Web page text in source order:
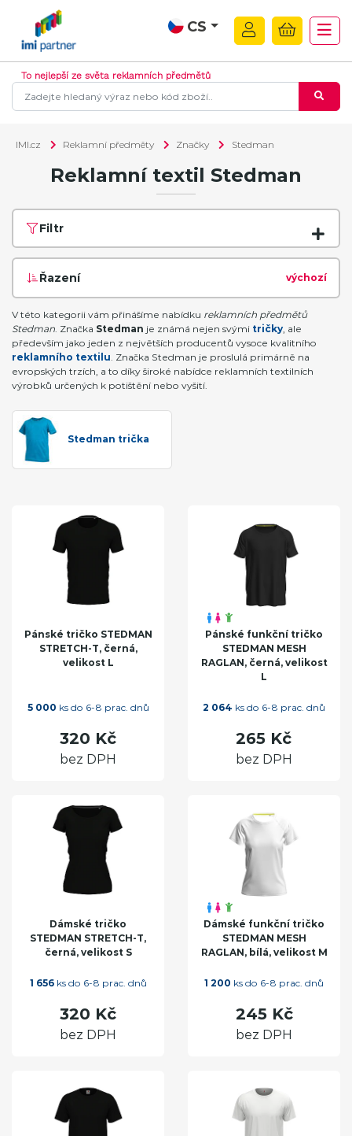
CS
To nejlepší ze světa reklamních předmětů
IMI.cz Reklamní předměty Značky Stedman
Reklamní textil Stedman
Filtr
Řazení výchozí
V této kategorii vám přinášíme nabídku reklamních předmětů
Stedman . Značka Stedman je známá nejen svými tričky , ale
především jako jeden z největších producentů vysoce kvalitního
reklamního textilu . Značka Stedman je proslulá primárně na
evropských trzích, a to díky široké nabídce reklamních textilních
výrobků určených k potištění nebo vyšití.
Stedman trička
Pánské tričko STEDMAN
STRETCH-T, černá,
velikost L
5 000 ks do 6-8 prac. dnů
320 Kč
bez DPH
Pánské funkční tričko
STEDMAN MESH
RAGLAN, černá, velikost
L
2 064 ks do 6-8 prac. dnů
265 Kč
bez DPH
Dámské tričko
STEDMAN STRETCH-T,
černá, velikost S
1 656ks do 6-8 prac. dnů
320 Kč
bez DPH
Dámské funkční tričko
STEDMAN MESH
RAGLAN, bílá, velikost M
1 200 ks do 6-8 prac. dnů
245 Kč
bez DPH